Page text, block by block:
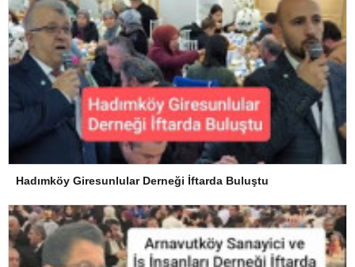
Hadımköy Giresunlular Derneği İftarda Buluştu